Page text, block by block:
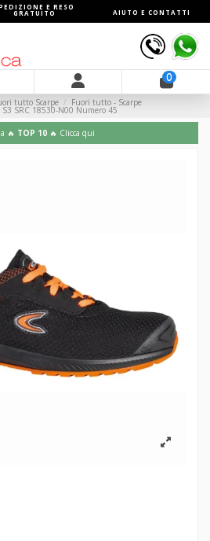
E RESO
GRATUITO AIUTO E CONTATTI
0
tutto Scarpe Fuori tutto - Scarpe
SRC 18530-N00 Numero 45
🔥 TOP 10 🔥 Clicca qui